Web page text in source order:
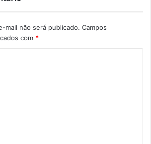
mail não será publicado. Campos
com *